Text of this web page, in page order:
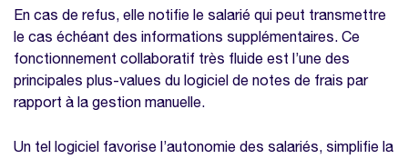
En cas de refus, elle notifie le salarié qui peut transmettre
le cas échéant des informations supplémentaires. Ce
fonctionnement collaboratif très fluide est l’une des
principales plus-values du logiciel de notes de frais par
rapport à la gestion manuelle.
Un tel logiciel favorise l’autonomie des salariés, simplifie la